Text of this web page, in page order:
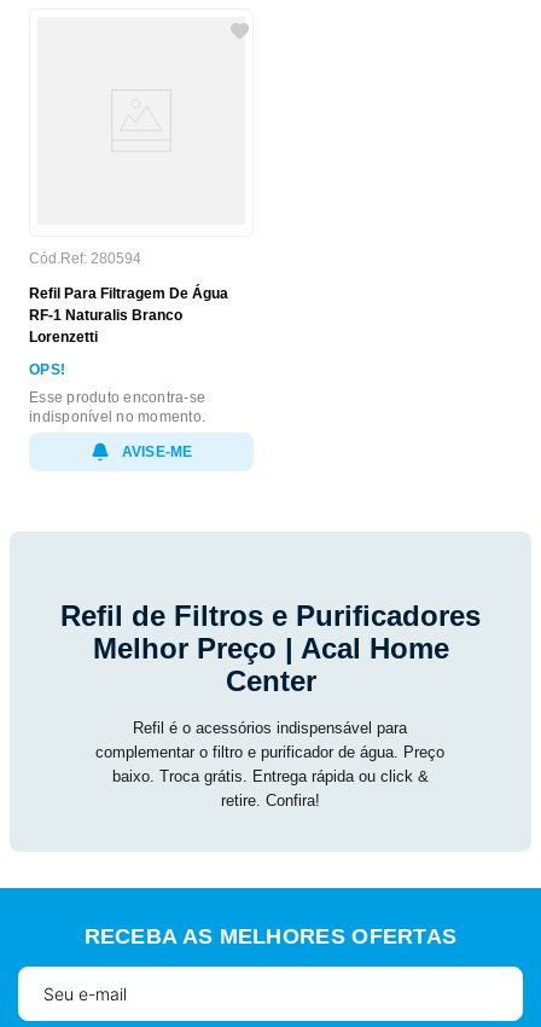
Cód.Ref: 280594
Refil Para Filtragem De Água
RF-1 Naturalis Branco
Lorenzetti
OPS!
Esse produto encontra-se
indisponível no momento.
AVISE-ME
Refil de Filtros e Purificadores
Melhor Preço | Acal Home
Center
Refil é o acessórios indispensável para
complementar o filtro e purificador de água. Preço
baixo. Troca grátis. Entrega rápida ou click &
retire. Confira!
RECEBA AS MELHORES OFERTAS